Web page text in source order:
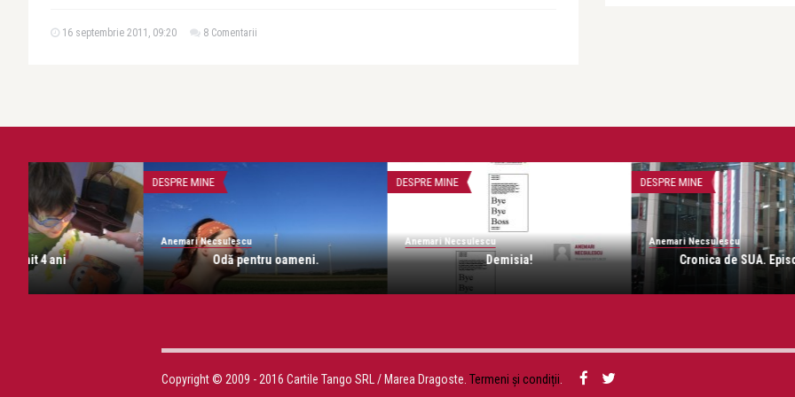
16 septembrie 2011, 09:20 8 Comentarii
DESPRE MINE
Anemari Necsulescu
Demisia!
Anemari Necsulescu
Cronica de SUA. Episodul 2.
Anemari Necsulescu
Viaţa ca-n gară.
Copyright © 2009 - 2016 Cartile Tango SRL / Marea Dragoste. Termeni și condiții